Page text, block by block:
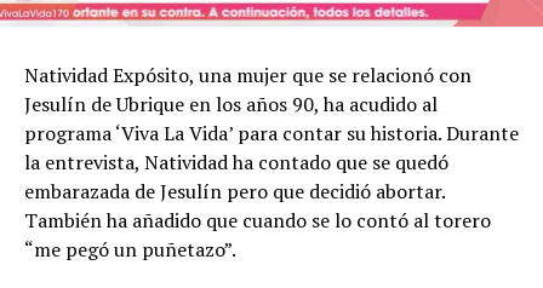
Natividad Expósito, una mujer que se relacionó con
Jesulín de Ubrique en los años 90, ha acudido al
programa ‘Viva La Vida’ para contar su historia. Durante
la entrevista, Natividad ha contado que se quedó
embarazada de Jesulín pero que decidió abortar.
También ha añadido que cuando se lo contó al torero
“me pegó un puñetazo”.